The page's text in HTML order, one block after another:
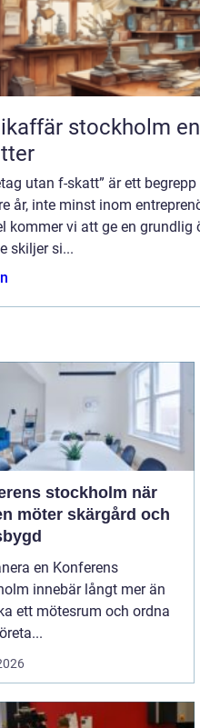
stockholm en guide till stadens dolda
utan f-skatt” är ett
år, inte minst inom
kommer vi att ge en grundlig
skiljer si...
stockholm när
möter skärgård och
en Konferens
innebär långt mer än
ett mötesrum och ordna